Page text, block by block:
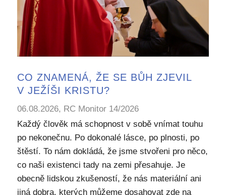
CO ZNAMENÁ, ŽE SE BŮH ZJEVIL
V JEŽÍŠI KRISTU?
06.08.2026, RC Monitor 14/2026
Každý člověk má schopnost v sobě vnímat touhu
po nekonečnu. Po dokonalé lásce, po plnosti, po
štěstí. To nám dokládá, že jsme stvořeni pro něco,
co naši existenci tady na zemi přesahuje. Je
obecně lidskou zkušeností, že nás materiální ani
jiná dobra, kterých můžeme dosahovat zde na